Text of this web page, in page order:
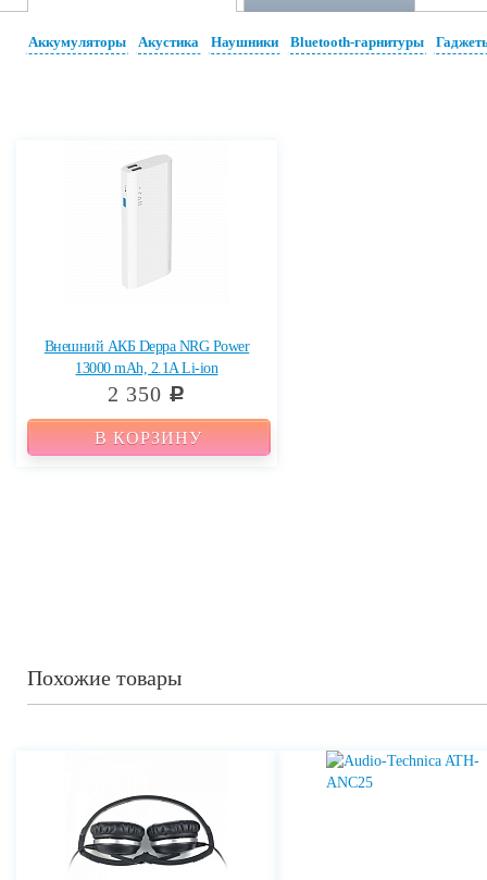
Аккумуляторы Акустика Наушники Bluetooth-гарнитуры
Внешний АКБ Deppa NRG Power
13000 mAh, 2.1A Li-ion
2 350 c
В КОРЗИНУ
Похожие товары